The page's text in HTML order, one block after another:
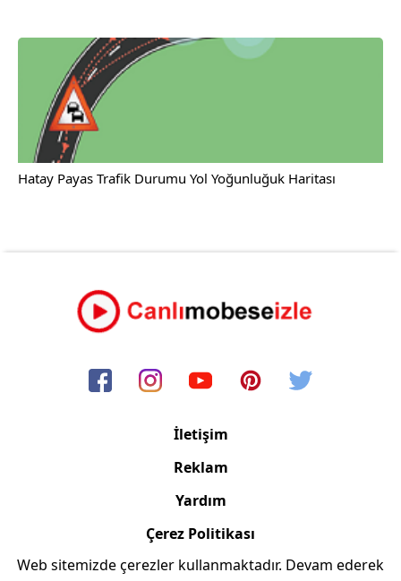
Hatay Payas Trafik Durumu Yol Yoğunluğuk Haritası
İletişim
Reklam
Yardım
Çerez Politikası
Web sitemizde çerezler kullanmaktadır. Devam ederek